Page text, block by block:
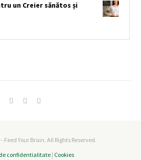
un Creier sănătos și
Feed Your Brain. All Rights Reserved.
confidentialitate | Cookies